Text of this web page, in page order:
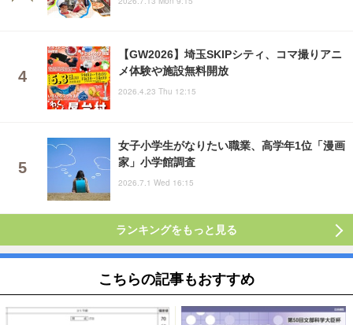
【GW2026】埼玉SKIPシティ、コマ撮りアニ
メ体験や施設無料開放
2026.4.23 Thu 12:15
女子小学生がなりたい職業、高学年1位「漫画
家」小学館調査
2026.7.1 Wed 16:15
ランキングをもっと見る
こちらの記事もおすすめ